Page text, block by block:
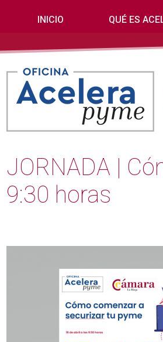
INICIO QUÉ ES
JORNADA |
9:30 horas